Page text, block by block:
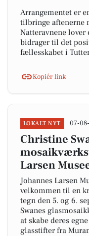
Arrangementet er
tilbringe aftenerne
Natteravnene
bidrager til det
fællesskabet i
Kopiér link
LOKALT NYT 07-
Christine
Larsen
Johannes Larsen
velkommen til en
tegn den 5. og 6.
Swanes
at skabe deres
glasstifter fra